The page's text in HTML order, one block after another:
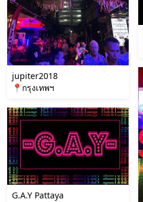
jupiter2018
📍กรุงเทพฯ
G.A.Y Pattaya